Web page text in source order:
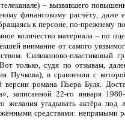
– вызвавшего
финансовому расчёту, даже
к персоне, по-
количество материала – по
внимание от самого
Силиконово-пластиковый
только, судя по отзывам,
в сравнении с
романа Пьера Буля.
записанной 22-го января
желания угадывать актёра
средствами: непрямыми